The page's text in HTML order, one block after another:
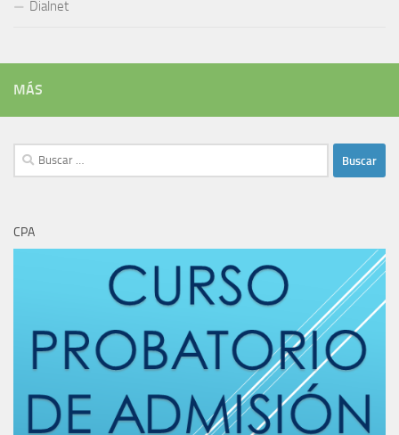
Dialnet
MÁS
Buscar:
CPA